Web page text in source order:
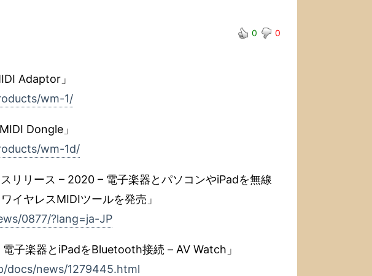
0 0
Adaptor」
wm-1/
Dongle」
wm-1d/
リリース – 2020 – 電子楽器とパソコンやiPadを無線
イヤレスMIDIツールを発売」
0877/?lang=ja-JP
電子楽器とiPadをBluetooth接続 – AV Watch」
docs/news/1279445.html